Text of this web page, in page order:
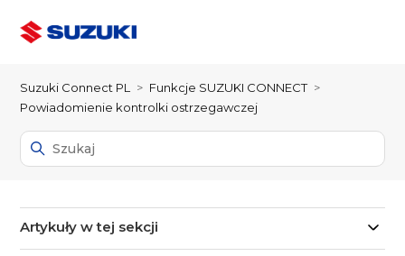
Suzuki Connect PL
Funkcje SUZUKI CONNECT
Powiadomienie kontrolki ostrzegawczej
Artykuły w tej sekcji